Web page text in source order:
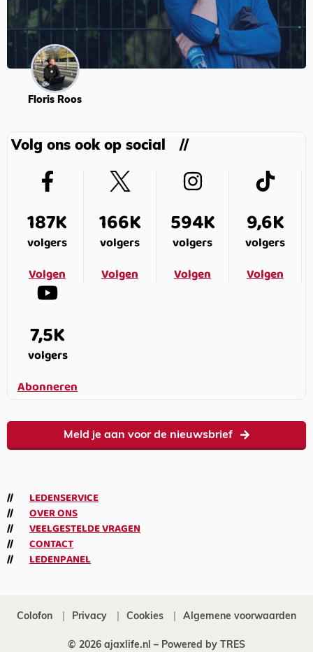
Floris Roos
Volg ons ook op social
187K
volgers
Volgen
166K
volgers
Volgen
594K
volgers
Volgen
9,6K
volgers
Volgen
7,5K
volgers
Abonneren
Meld je aan voor de nieuwsbrief
LEDENSERVICE
OVER ONS
VEELGESTELDE VRAGEN
CONTACT
LEDENPANEL
Colofon Privacy Cookies Algemene voorwaarden
© 2026 ajaxlife.nl – Powered by TRES